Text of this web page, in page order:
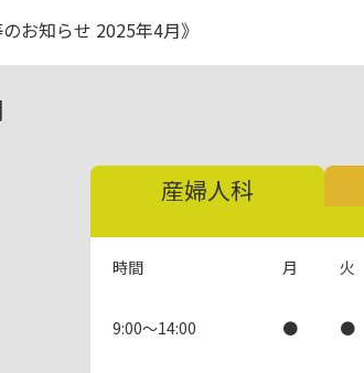
お知らせ 2025年4月》
産婦人科
時間 月 火
9:00～14:00 ● ●